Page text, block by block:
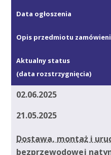
Data ogłoszenia
Opis przedmiotu
Aktualny status
(data rozstrzygnięcia)
02.06.2025
21.05.2025
Dostawa, montaż i
bezprzewodowej